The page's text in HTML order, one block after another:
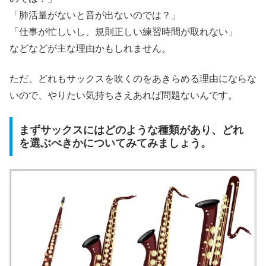
「肺活量がないと音が出ないのでは？」
「仕事が忙しいし、規則正しい練習時間が取れない」
などなどが主な理由かもしれません。
ただ、どれもサックスを吹くのをあきらめる理由にならな
いので、やりたい気持ちさえあれば問題ないんです。
まずサックスにはどのような種類があり、どれ
を選ぶべきかについてみてみましょう。